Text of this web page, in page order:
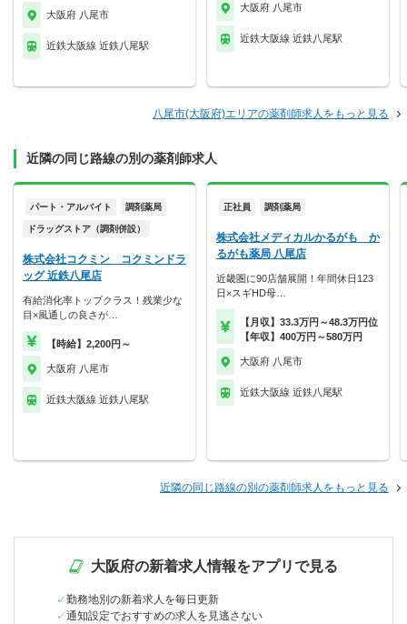
大阪府 八尾市
近鉄大阪線 近鉄八尾駅
大阪府 八尾市
近鉄大阪線 近鉄八尾駅
八尾市(大阪府)エリアの薬剤師求人をもっと見る
近隣の同じ路線の別の薬剤師求人
パート・アルバイト 調剤薬局
ドラッグストア（調剤併設）
株式会社コクミン コクミンドラ
ッグ 近鉄八尾店
有給消化率トップクラス！残業少な
目×風通しの良さが…
【時給】2,200円～
大阪府 八尾市
近鉄大阪線 近鉄八尾駅
正社員 調剤薬局
株式会社メディカルかるがも か
るがも薬局 八尾店
近畿圏に90店舗展開！年間休日123
日×スギHD母…
【月収】33.3万円～48.3万円位
【年収】400万円～580万円
大阪府 八尾市
近鉄大阪線 近鉄八尾駅
近隣の同じ路線の別の薬剤師求人をもっと見る
大阪府の新着求人情報をアプリで見る
勤務地別の新着求人を毎日更新
通知設定でおすすめの求人を見逃さない